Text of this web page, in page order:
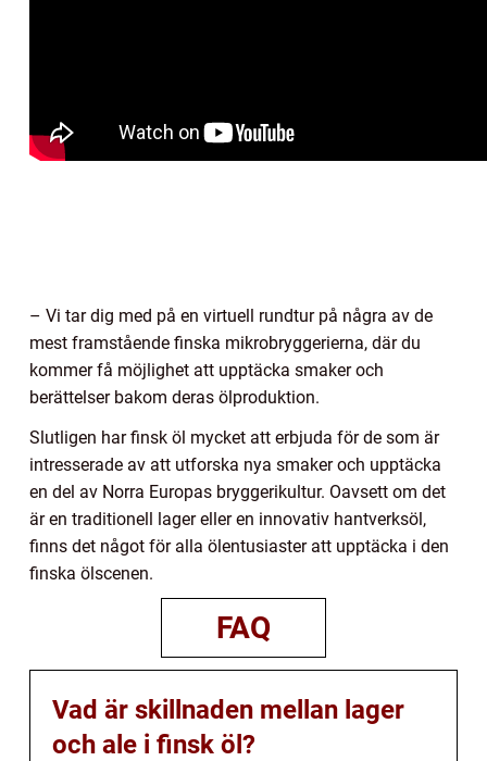
– Vi tar dig med på en virtuell rundtur på några av de
mest framstående finska mikrobryggerierna, där du
kommer få möjlighet att upptäcka smaker och
berättelser bakom deras ölproduktion.
Slutligen har finsk öl mycket att erbjuda för de som är
intresserade av att utforska nya smaker och upptäcka
en del av Norra Europas bryggerikultur. Oavsett om det
är en traditionell lager eller en innovativ hantverksöl,
finns det något för alla ölentusiaster att upptäcka i den
finska ölscenen.
FAQ
Vad är skillnaden mellan lager
och ale i finsk öl?